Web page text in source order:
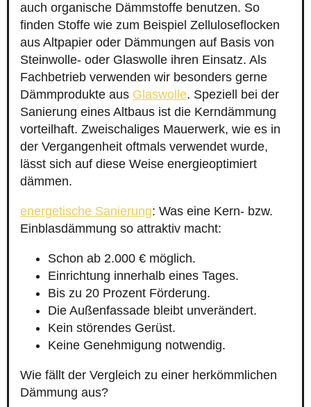
auch organische Dämmstoffe benutzen. So
finden Stoffe wie zum Beispiel Zelluloseflocken
aus Altpapier oder Dämmungen auf Basis von
Steinwolle- oder Glaswolle ihren Einsatz. Als
Fachbetrieb verwenden wir besonders gerne
Dämmprodukte aus Glaswolle. Speziell bei der
Sanierung eines Altbaus ist die Kerndämmung
vorteilhaft. Zweischaliges Mauerwerk, wie es in
der Vergangenheit oftmals verwendet wurde,
lässt sich auf diese Weise energieoptimiert
dämmen.
energetische Sanierung: Was eine Kern- bzw.
Einblasdämmung so attraktiv macht:
Schon ab 2.000 € möglich.
Einrichtung innerhalb eines Tages.
Bis zu 20 Prozent Förderung.
Die Außenfassade bleibt unverändert.
Kein störendes Gerüst.
Keine Genehmigung notwendig.
Wie fällt der Vergleich zu einer herkömmlichen
Dämmung aus?